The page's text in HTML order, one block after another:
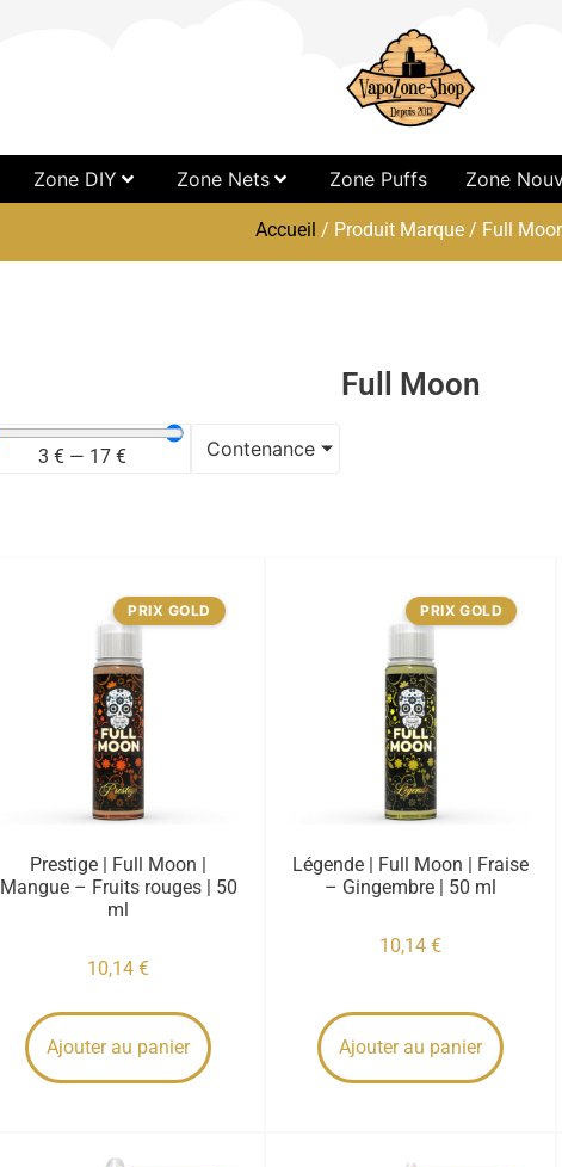
Zone DIY Zone Nets Zone Puffs Zone
Accueil / Produit Marque / Full
Full Moon
3 €— 17 € Contenance
PRIX GOLD
Prestige | Full Moon |
Mangue – Fruits rouges | 50
ml
10,14€
Ajouter au panier
PRIX GOLD
Légende | Full Moon | Fraise
– Gingembre | 50 ml
10,14 €
Ajouter au panier